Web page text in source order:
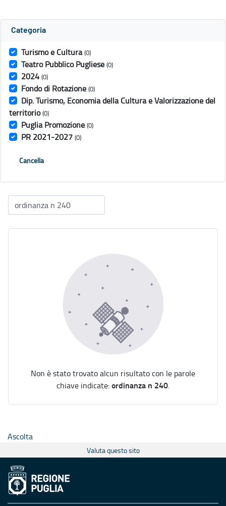
Categoria
Turismo e Cultura (0)
Teatro Pubblico Pugliese (0)
2024 (0)
Fondo di Rotazione (0)
Dip. Turismo, Economia della Cultura e Valorizzazione del
territorio (0)
Puglia Promozione (0)
PR 2021-2027 (0)
Cancella
Non è stato trovato alcun risultato con le parole
chiave indicate:ordinanza n 240.
Ascolta
Valuta questo sito